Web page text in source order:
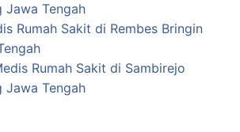
Jawa Tengah
Rumah Sakit di Rembes Bringin
Rumah Sakit di Sambirejo
Jawa Tengah